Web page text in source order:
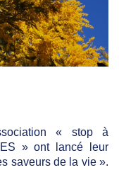
« stop à
» ont lancé leur
saveurs de la vie ».